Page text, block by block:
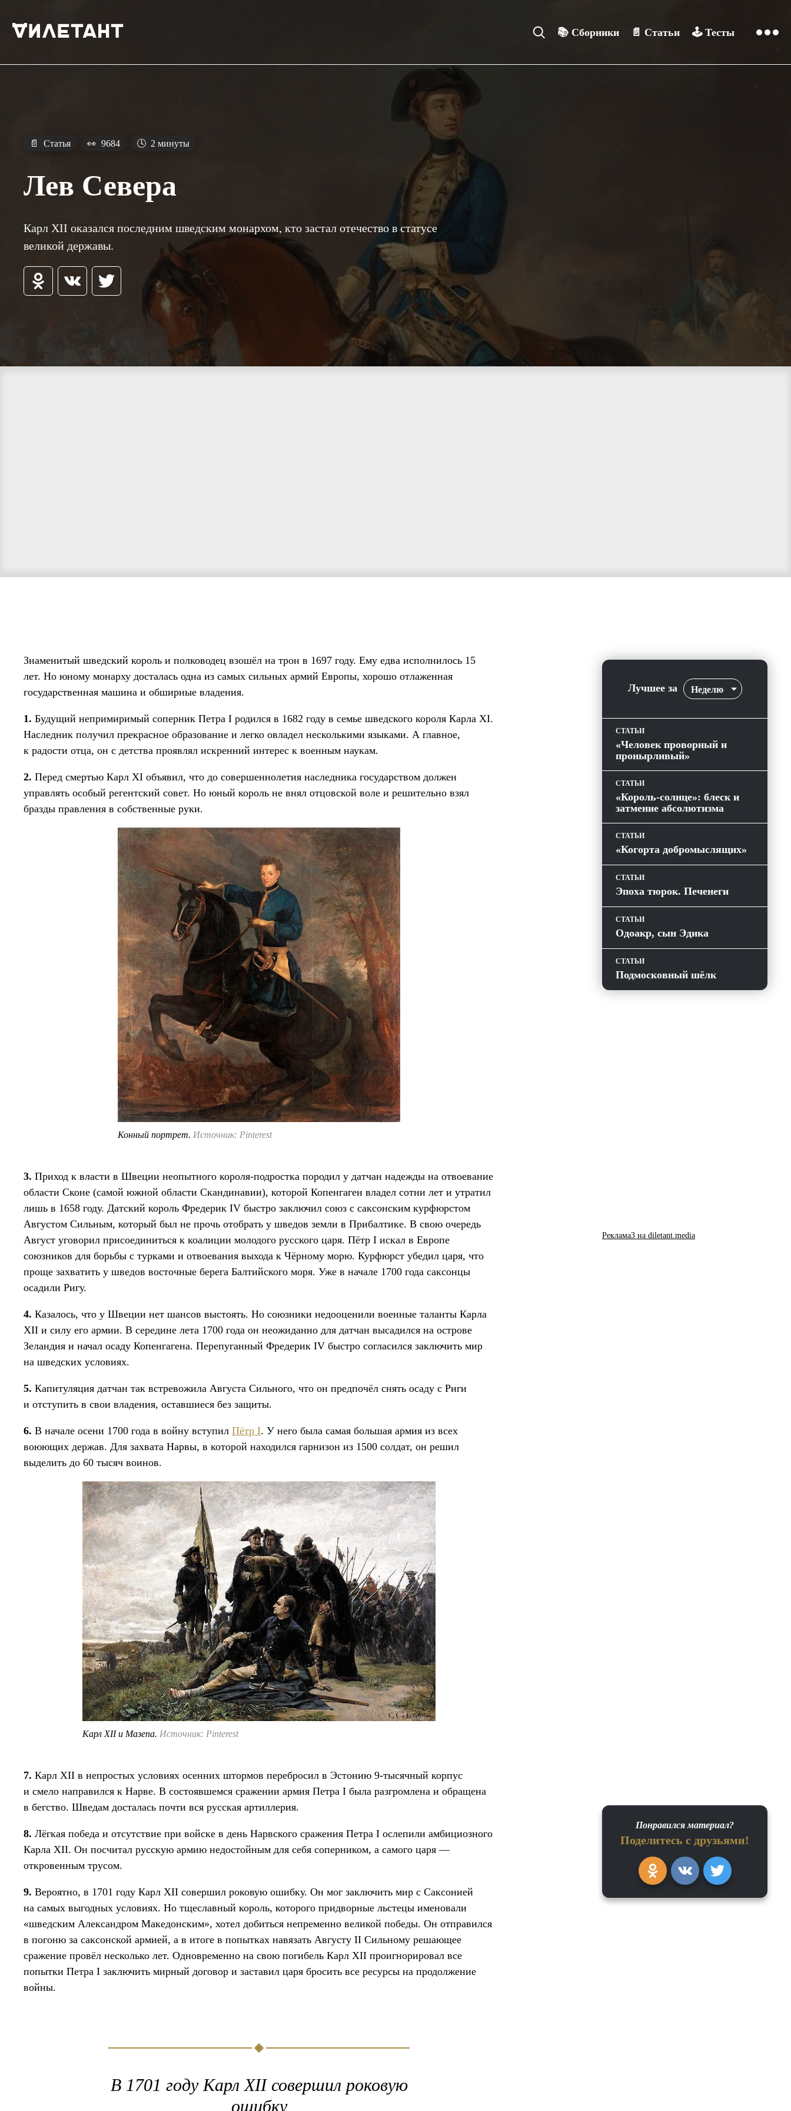
📚 Сборники 📄 Статьи 🕹️ Тесты
📄 Статья 👀 9684 🕓 2 минуты
Лев Севера
Карл XII оказался последним шведским монархом, кто застал отечество в статусе
великой державы.
Знаменитый шведский король и полководец взошёл на трон в 1697 году. Ему едва исполнилось 15
лет. Но юному монарху досталась одна из самых сильных армий Европы, хорошо отлаженная
государственная машина и обширные владения.
1. Будущий непримиримый соперник Петра I родился в 1682 году в семье шведского короля Карла XI.
Наследник получил прекрасное образование и легко овладел несколькими языками. А главное,
к радости отца, он с детства проявлял искренний интерес к военным наукам.
2. Перед смертью Карл XI объявил, что до совершеннолетия наследника государством должен
управлять особый регентский совет. Но юный король не внял отцовской воле и решительно взял
бразды правления в собственные руки.
Конный портрет. Источник: Pinterest
3. Приход к власти в Швеции неопытного короля-подростка породил у датчан надежды на отвоевание
области Сконе (самой южной области Скандинавии), которой Копенгаген владел сотни лет и утратил
лишь в 1658 году. Датский король Фредерик IV быстро заключил союз с саксонским курфюрстом
Августом Сильным, который был не прочь отобрать у шведов земли в Прибалтике. В свою очередь
Август уговорил присоединиться к коалиции молодого русского царя. Пётр I искал в Европе
союзников для борьбы с турками и отвоевания выхода к Чёрному морю. Курфюрст убедил царя, что
проще захватить у шведов восточные берега Балтийского моря. Уже в начале 1700 года саксонцы
осадили Ригу.
4. Казалось, что у Швеции нет шансов выстоять. Но союзники недооценили военные таланты Карла
XII и силу его армии. В середине лета 1700 года он неожиданно для датчан высадился на острове
Зеландия и начал осаду Копенгагена. Перепуганный Фредерик IV быстро согласился заключить мир
на шведских условиях.
5. Капитуляция датчан так встревожила Августа Сильного, что он предпочёл снять осаду с Риги
и отступить в свои владения, оставшиеся без защиты.
6. В начале осени 1700 года в войну вступил Пётр I. У него была самая большая армия из всех
воюющих держав. Для захвата Нарвы, в которой находился гарнизон из 1500 солдат, он решил
выделить до 60 тысяч воинов.
Карл XII и Мазепа. Источник: Pinterest
7. Карл XII в непростых условиях осенних штормов перебросил в Эстонию 9-тысячный корпус
и смело направился к Нарве. В состоявшемся сражении армия Петра I была разгромлена и обращена
в бегство. Шведам досталась почти вся русская артиллерия.
8. Лёгкая победа и отсутствие при войске в день Нарвского сражения Петра I ослепили амбициозного
Карла XII. Он посчитал русскую армию недостойным для себя соперником, а самого царя —
откровенным трусом.
9. Вероятно, в 1701 году Карл XII совершил роковую ошибку. Он мог заключить мир с Саксонией
на самых выгодных условиях. Но тщеславный король, которого придворные льстецы именовали
«шведским Александром Македонским», хотел добиться непременно великой победы. Он отправился
в погоню за саксонской армией, а в итоге в попытках навязать Августу II Сильному решающее
сражение провёл несколько лет. Одновременно на свою погибель Карл XII проигнорировал все
попытки Петра I заключить мирный договор и заставил царя бросить все ресурсы на продолжение
войны.
В 1701 году Карл XII совершил роковую
ошибку
Лучшее за Неделю
СТАТЬИ
«Человек проворный и
пронырливый»
СТАТЬИ
«Король-солнце»: блеск и
затмение абсолютизма
СТАТЬИ
«Когорта добромыслящих»
СТАТЬИ
Эпоха тюрок. Печенеги
СТАТЬИ
Одоакр, сын Эдика
СТАТЬИ
Подмосковный шёлк
Реклама3 на diletant.media
Понравился материал?
Поделитесь с друзьями!